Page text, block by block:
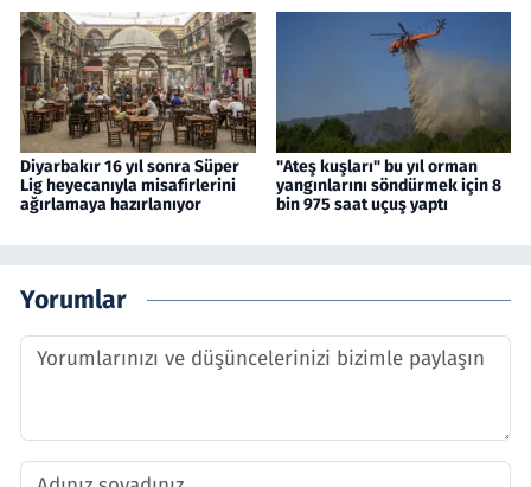
Diyarbakır 16 yıl sonra Süper
Lig heyecanıyla misafirlerini
ağırlamaya hazırlanıyor
"Ateş kuşları" bu yıl orman
yangınlarını söndürmek için 8
bin 975 saat uçuş yaptı
Yorumlar